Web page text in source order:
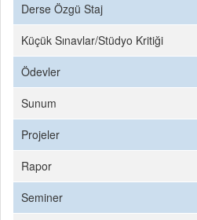
Derse Özgü Staj
Küçük Sınavlar/Stüdyo Kritiği
Ödevler
Sunum
Projeler
Rapor
Seminer